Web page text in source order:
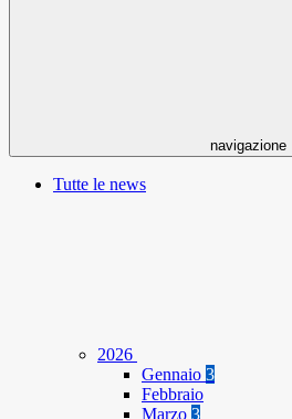
navigazione
Tutte le news
2026
Gennaio 3
Febbraio
Marzo 3